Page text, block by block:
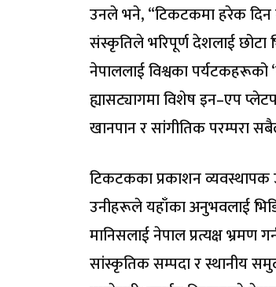
उनले भने, “टिकटकमा हरेक दिन
संस्कृतिले भरिपूर्ण देशलाई छोटा
नेपाललाई विश्वका पर्यटकहरूको
ह्यासट्यागमा विशेष इन–एप
खानपान र सांगीतिक परम्परा
टिकटकका प्रकाशन व्यवस्थापक
उनीहरूले यहाँका अनुभवलाई
मानिसलाई नेपाल प्रत्यक्ष भ्रमण
सांस्कृतिक सम्पदा र स्थानीय